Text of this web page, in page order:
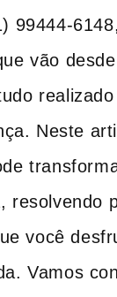
99444-
vão
Neste
resolvendo
você
Vamos